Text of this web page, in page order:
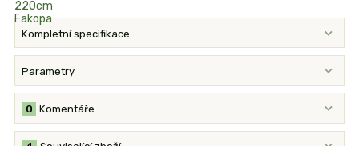
Kompletní specifikace
Parametry
Komentáře
0